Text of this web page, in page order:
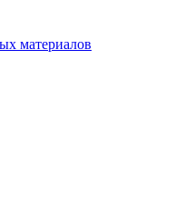
материалов